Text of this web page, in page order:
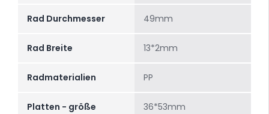
Rad Durchmesser 49mm
Rad Breite 13*2mm
Radmaterialien PP
Platten - größe 36*53mm